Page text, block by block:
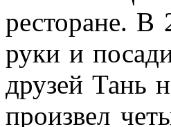
ресторане. В
руки и
друзей Тань
произвел